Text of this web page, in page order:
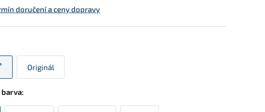
doručení a ceny dopravy
Originál